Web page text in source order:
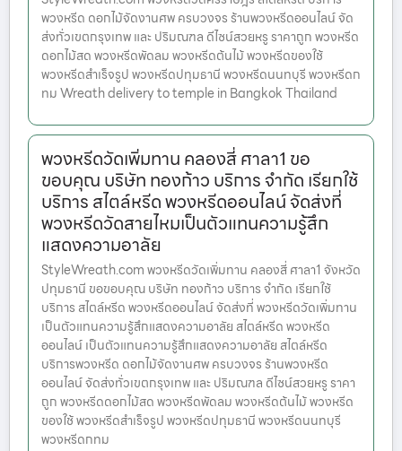
พวงหรีด ดอกไม้จัดงานศพ ครบวงจร ร้านพวงหรีดออนไลน์ จัด
ส่งทั่วเขตกรุงเทพ และ ปริมณฑล ดีไซน์สวยหรู ราคาถูก พวงหรีด
ดอกไม้สด พวงหรีดพัดลม พวงหรีดต้นไม้ พวงหรีดของใช้
พวงหรีดสำเร็จรูป พวงหรีดปทุมธานี พวงหรีดนนทบุรี พวงหรีดก
ทม Wreath delivery to temple in Bangkok Thailand
พวงหรีดวัดเพิ่มทาน คลองสี่ ศาลา1 ขอ
ขอบคุณ บริษัท ทองก้าว บริการ จำกัด เรียกใช้
บริการ สไตล์หรีด พวงหรีดออนไลน์ จัดส่งที่
พวงหรีดวัดสายไหมเป็นตัวแทนความรู้สึก
แสดงความอาลัย
StyleWreath.com พวงหรีดวัดเพิ่มทาน คลองสี่ ศาลา1 จังหวัด
ปทุมธานี ขอขอบคุณ บริษัท ทองก้าว บริการ จำกัด เรียกใช้
บริการ สไตล์หรีด พวงหรีดออนไลน์ จัดส่งที่ พวงหรีดวัดเพิ่มทาน
เป็นตัวแทนความรู้สึกแสดงความอาลัย สไตล์หรีด พวงหรีด
ออนไลน์ เป็นตัวแทนความรู้สึกแสดงความอาลัย สไตล์หรีด
บริการพวงหรีด ดอกไม้จัดงานศพ ครบวงจร ร้านพวงหรีด
ออนไลน์ จัดส่งทั่วเขตกรุงเทพ และ ปริมณฑล ดีไซน์สวยหรู ราคา
ถูก พวงหรีดดอกไม้สด พวงหรีดพัดลม พวงหรีดต้นไม้ พวงหรีด
ของใช้ พวงหรีดสำเร็จรูป พวงหรีดปทุมธานี พวงหรีดนนทบุรี
พวงหรีดกทม